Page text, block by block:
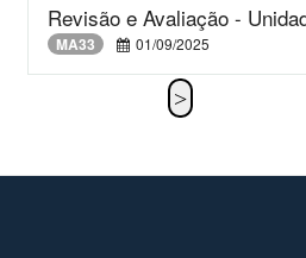
Revisão e Avaliação -
MA33 01/09/2025